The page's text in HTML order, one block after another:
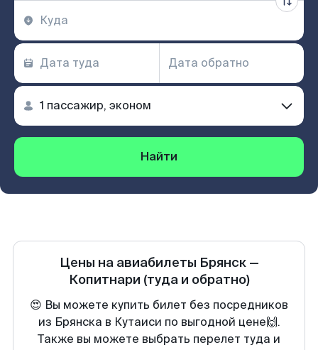
Найти
Цены на авиабилеты Брянск—
Копитнари (туда и обратно)
😍 Вы можете купить билет без посредников
из Брянска в Кутаиси по выгодной цене🙌.
Также вы можете выбрать перелет туда и